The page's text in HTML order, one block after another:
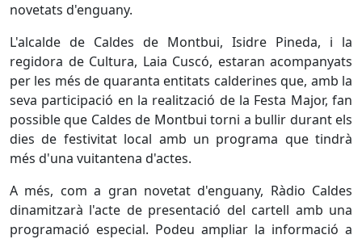
novetats d'enguany.
L'alcalde de Caldes de Montbui, Isidre Pineda, i la
regidora de Cultura, Laia Cuscó, estaran acompanyats
per les més de quaranta entitats calderines que, amb la
seva participació en la realització de la Festa Major, fan
possible que Caldes de Montbui torni a bullir durant els
dies de festivitat local amb un programa que tindrà
més d'una vuitantena d'actes.
A més, com a gran novetat d'enguany, Ràdio Caldes
dinamitzarà l'acte de presentació del cartell amb una
programació especial. Podeu ampliar la informació a